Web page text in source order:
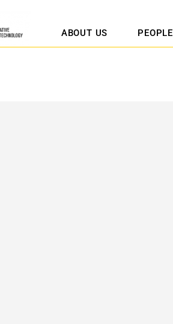
ABOUT US PEOPLE